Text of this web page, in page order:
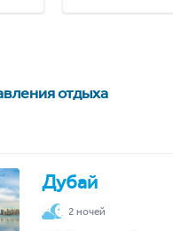
отдыха
Дубай
2 ночей